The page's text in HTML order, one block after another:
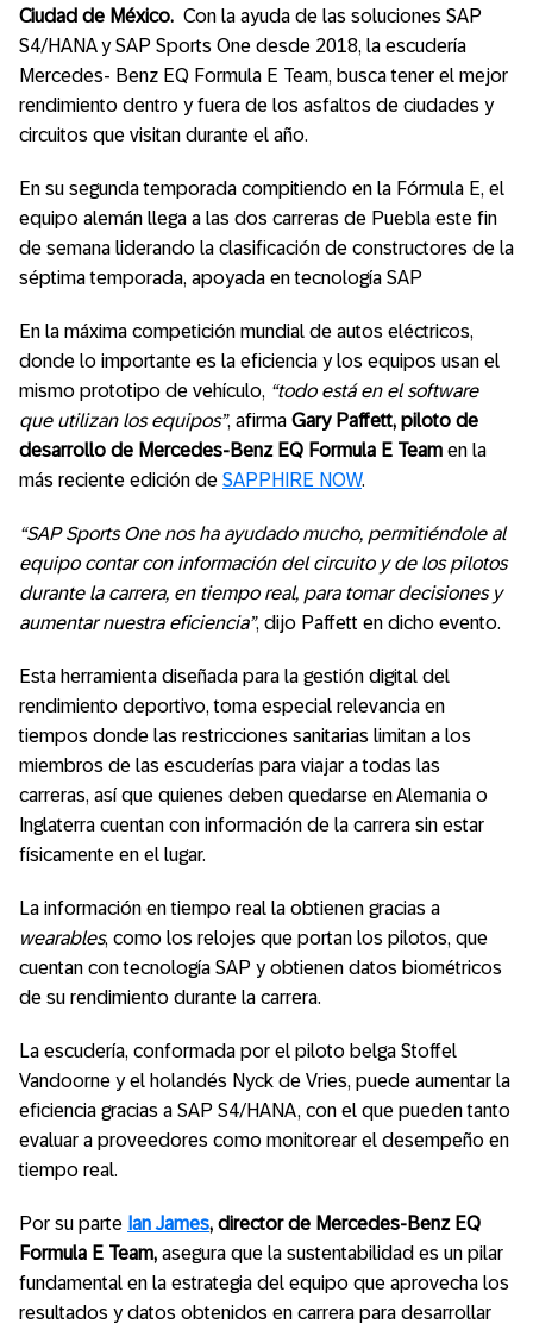
Ciudad de México. Con la ayuda de las soluciones SAP
S4/HANA y SAP Sports One desde 2018, la escudería
Mercedes- Benz EQ Formula E Team, busca tener el mejor
rendimiento dentro y fuera de los asfaltos de ciudades y
circuitos que visitan durante el año.
En su segunda temporada compitiendo en la Fórmula E, el
equipo alemán llega a las dos carreras de Puebla este fin
de semana liderando la clasificación de constructores de la
séptima temporada, apoyada en tecnología SAP
En la máxima competición mundial de autos eléctricos,
donde lo importante es la eficiencia y los equipos usan el
mismo prototipo de vehículo, “todo está en el software
que utilizan los equipos”, afirma Gary Paffett, piloto de
desarrollo de Mercedes-Benz EQ Formula E Team en la
más reciente edición de SAPPHIRE NOW.
“SAP Sports One nos ha ayudado mucho, permitiéndole al
equipo contar con información del circuito y de los pilotos
durante la carrera, en tiempo real, para tomar decisiones y
aumentar nuestra eficiencia”, dijo Paffett en dicho evento.
Esta herramienta diseñada para la gestión digital del
rendimiento deportivo, toma especial relevancia en
tiempos donde las restricciones sanitarias limitan a los
miembros de las escuderías para viajar a todas las
carreras, así que quienes deben quedarse en Alemania o
Inglaterra cuentan con información de la carrera sin estar
físicamente en el lugar.
La información en tiempo real la obtienen gracias a
wearables, como los relojes que portan los pilotos, que
cuentan con tecnología SAP y obtienen datos biométricos
de su rendimiento durante la carrera.
La escudería, conformada por el piloto belga Stoffel
Vandoorne y el holandés Nyck de Vries, puede aumentar la
eficiencia gracias a SAP S4/HANA, con el que pueden tanto
evaluar a proveedores como monitorear el desempeño en
tiempo real.
Por su parte Ian James, director de Mercedes-Benz EQ
Formula E Team, asegura que la sustentabilidad es un pilar
fundamental en la estrategia del equipo que aprovecha los
resultados y datos obtenidos en carrera para desarrollar